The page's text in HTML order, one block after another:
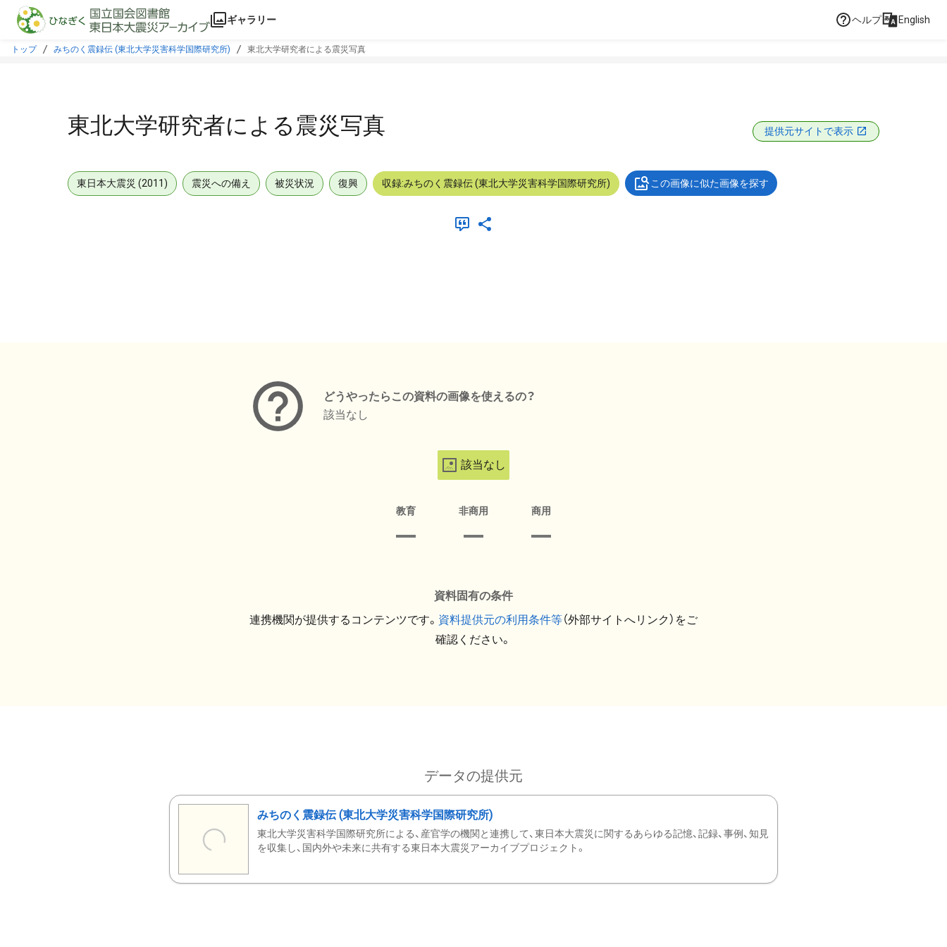
本文に飛ぶ
ギャラリー ヘルプ English
トップ みちのく震録伝 (東北大学災害科学国際研究所) 東北大学研究者による震災写真
東北大学研究者による震災写真 提供元サイトで表示
東日本大震災 (2011) 震災への備え 被災状況 復興 収録:みちのく震録伝 (東北大学災害科学国際研究所) この画像に似た画像を探す
どうやったらこの資料の画像を使えるの？
該当なし
該当なし
教育 非商用 商用
資料固有の条件
連携機関が提供するコンテンツです。 資料提供元の利用条件等（外部サイトへリンク）をご
確認ください。
データの提供元
みちのく震録伝 (東北大学災害科学国際研究所)
東北大学災害科学国際研究所による、産官学の機関と連携して、東日本大震災に関するあらゆる記憶、記録、事例、知見
を収集し、国内外や未来に共有する東日本大震災アーカイブプロジェクト。